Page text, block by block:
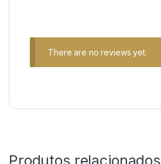
There are no reviews yet.